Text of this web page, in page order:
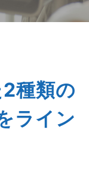
種類の
ライン